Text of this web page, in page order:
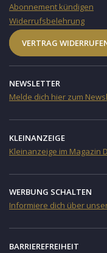
Abonnement kündigen
Widerrufsbelehrung
VERTRAG
NEWSLETTER
Melde dich hier zum
KLEINANZEIGE
Kleinanzeige im Magazin
WERBUNG SCHALTEN
Informiere dich über
BARRIEREFREIHEIT